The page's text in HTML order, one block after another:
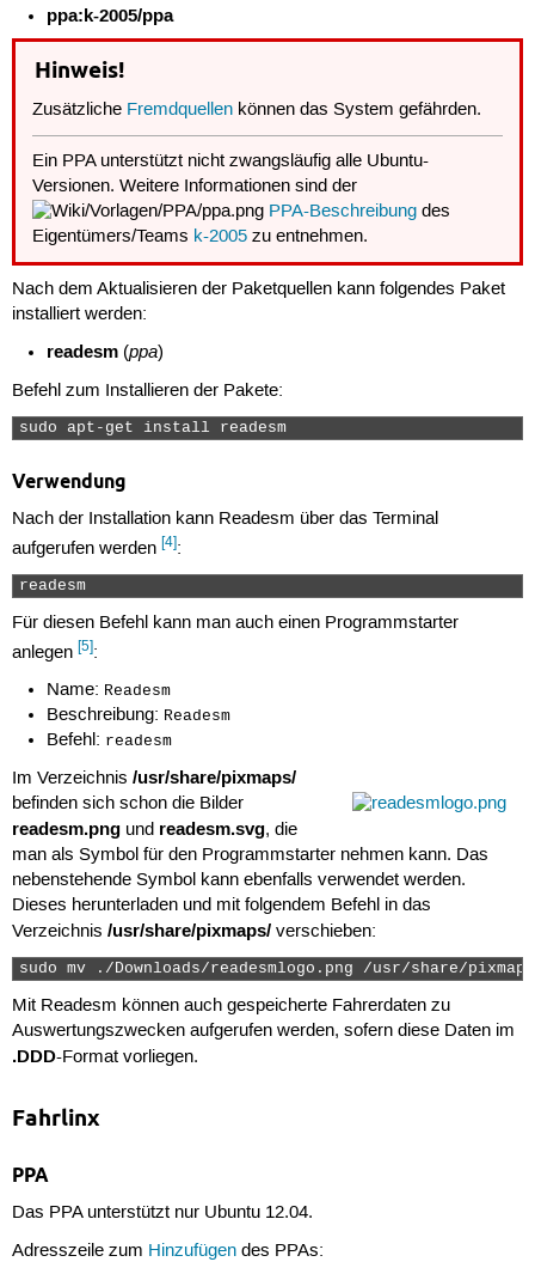
ppa:k-2005/ppa
Hinweis!
Zusätzliche Fremdquellen können das System gefährden.
Ein PPA unterstützt nicht zwangsläufig alle Ubuntu-
Versionen. Weitere Informationen sind der
PPA-Beschreibung des
Eigentümers/Teams k-2005 zu entnehmen.
Nach dem Aktualisieren der Paketquellen kann folgendes Paket
installiert werden:
readesm (ppa)
Befehl zum Installieren der Pakete:
sudo apt-get install readesm
Verwendung
Nach der Installation kann Readesm über das Terminal
aufgerufen werden [4]:
readesm
Für diesen Befehl kann man auch einen Programmstarter
anlegen [5]:
Name: Readesm
Beschreibung: Readesm
Befehl: readesm
Im Verzeichnis /usr/share/pixmaps/
befinden sich schon die Bilder
readesm.pngund readesm.svg, die
man als Symbol für den Programmstarter nehmen kann. Das
nebenstehende Symbol kann ebenfalls verwendet werden.
Dieses herunterladen und mit folgendem Befehl in das
Verzeichnis /usr/share/pixmaps/verschieben:
sudo mv ./Downloads/readesmlogo.png /usr/share/
Mit Readesm können auch gespeicherte Fahrerdaten zu
Auswertungszwecken aufgerufen werden, sofern diese Daten im
.DDD-Format vorliegen.
Fahrlinx
PPA
Das PPA unterstützt nur Ubuntu 12.04.
Adresszeile zum Hinzufügendes PPAs: